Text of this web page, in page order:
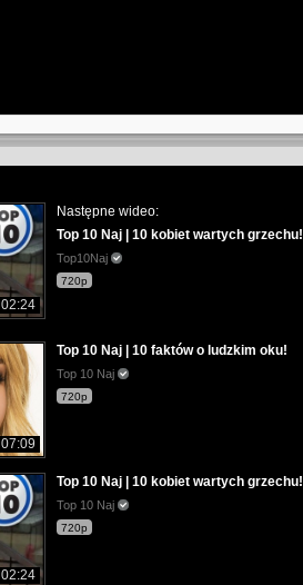
02:24
Następne wideo:
Top 10 Naj | 10 kobiet wartych grzechu!
Top10Naj
720p
07:09
Top 10 Naj | 10 faktów o ludzkim oku!
Top 10 Naj
720p
02:24
Top 10 Naj | 10 kobiet wartych grzechu!
Top 10 Naj
720p